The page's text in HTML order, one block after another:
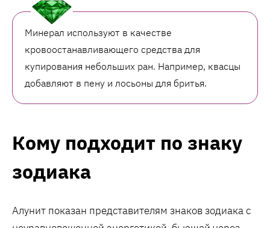
Минерал используют в качестве
кровоостанавливающего средства для
купирования небольших ран. Например, квасцы
добавляют в пену и лосьоны для бритья.
Кому подходит по знаку
зодиака
Алунит показан представителям знаков зодиака с